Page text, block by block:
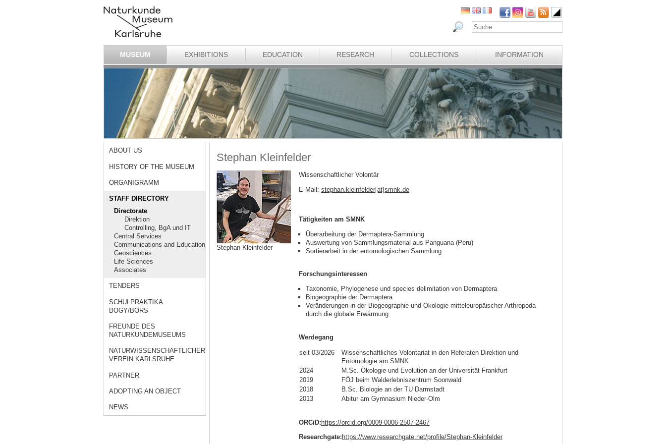
MUSEUM EXHIBITIONS EDUCATION RESEARCH COLLECTIONS INFORMATION
ABOUT US
HISTORY OF THE MUSEUM
ORGANIGRAMM
STAFF DIRECTORY
Directorate
Direktion
Controlling, BgA und IT
Central Services
Communications and Education
Geosciences
Life Sciences
Associates
TENDERS
SCHULPRAKTIKA
BOGY/BORS
FREUNDE DES
NATURKUNDEMUSEUMS
NATURWISSENSCHAFTLICHER
VEREIN KARLSRUHE
PARTNER
ADOPTING AN OBJECT
NEWS
Stephan Kleinfelder
Stephan Kleinfelder
Wissenschaftlicher Volontär
E-Mail: stephan.kleinfelder[at]smnk.de
Tätigkeiten am SMNK
Überarbeitung der Dermaptera-Sammlung
Auswertung von Sammlungsmaterial aus Panguana (Peru)
Sortierarbeit in der entomologischen Sammlung
Forschungsinteressen
Taxonomie, Phylogenese und species delimitation von Dermaptera
Biogeographie der Dermaptera
Veränderungen in der Biogeographie und Ökologie mitteleuropäischer Arthropoda
durch die globale Erwärmung
Werdegang
seit 03/2026
Wissenschaftliches Volontariat in den Referaten Direktion und
Entomologie am SMNK
2024
M.Sc. Ökologie und Evolution an der Universität Frankfurt
2019
FÖJ beim Walderlebniszentrum Soonwald
2018
B.Sc. Biologie an der TU Darmstadt
2013
Abitur am Gymnasium Nieder-Olm
ORCiD:https://orcid.org/0009-0006-2507-2467
Researchgate: https://www.researchgate.net/profile/Stephan-Kleinfelder